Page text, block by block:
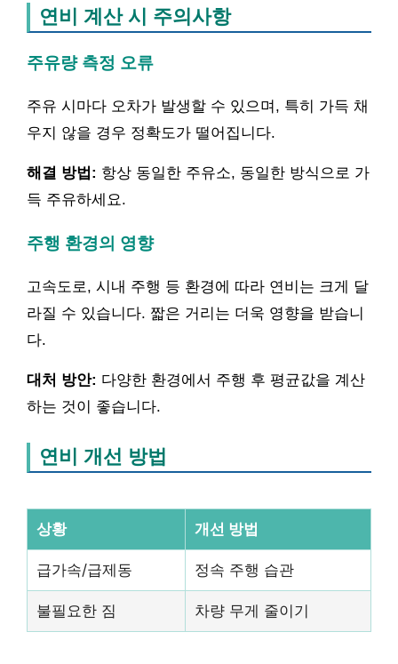
연비 계산 시 주의사항
주유량 측정 오류
주유 시마다 오차가 발생할 수 있으며, 특히 가득 채
우지 않을 경우 정확도가 떨어집니다.
해결 방법: 항상 동일한 주유소, 동일한 방식으로 가
득 주유하세요.
주행 환경의 영향
고속도로, 시내 주행 등 환경에 따라 연비는 크게 달
라질 수 있습니다. 짧은 거리는 더욱 영향을 받습니
다.
대처 방안: 다양한 환경에서 주행 후 평균값을 계산
하는 것이 좋습니다.
연비 개선 방법
상황 개선 방법
급가속/급제동 정속 주행 습관
불필요한 짐 차량 무게 줄이기